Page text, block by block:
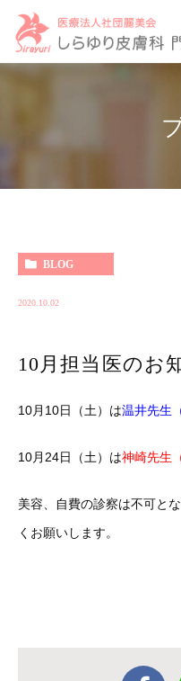
BLOG
2020.10.02
10月担当医のお
10月10日（土）は温井先生
10月24日（土）は神崎先生
美容、自費の診察は不可と
くお願いします。